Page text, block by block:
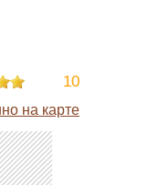
10
на карте